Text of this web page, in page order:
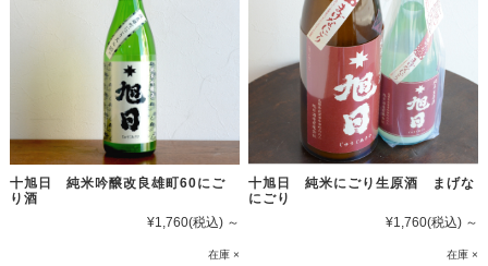
十旭日 純米吟醸改良雄町60にご
り酒
¥1,760(税込) ～
在庫 ×
十旭日 純米にごり生原酒 まげな
にごり
¥1,760(税込) ～
在庫 ×